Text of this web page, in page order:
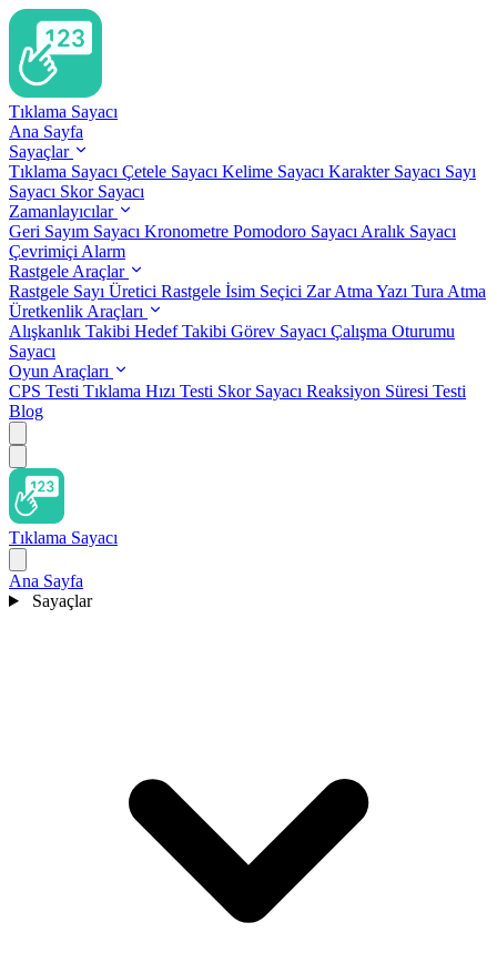
Tıklama Sayacı
Ana Sayfa
Sayaçlar
Tıklama Sayacı Çetele Sayacı Kelime Sayacı Karakter Sayacı Sayı
Sayacı Skor Sayacı
Zamanlayıcılar
Geri Sayım Sayacı Kronometre Pomodoro Sayacı Aralık Sayacı
Çevrimiçi Alarm
Rastgele Araçlar
Rastgele Sayı Üretici Rastgele İsim Seçici Zar Atma Yazı Tura Atma
Üretkenlik Araçları
Alışkanlık Takibi Hedef Takibi Görev Sayacı Çalışma Oturumu
Sayacı
Oyun Araçları
CPS Testi Tıklama Hızı Testi Skor Sayacı Reaksiyon Süresi Testi
Blog
Tıklama Sayacı
Ana Sayfa
Sayaçlar